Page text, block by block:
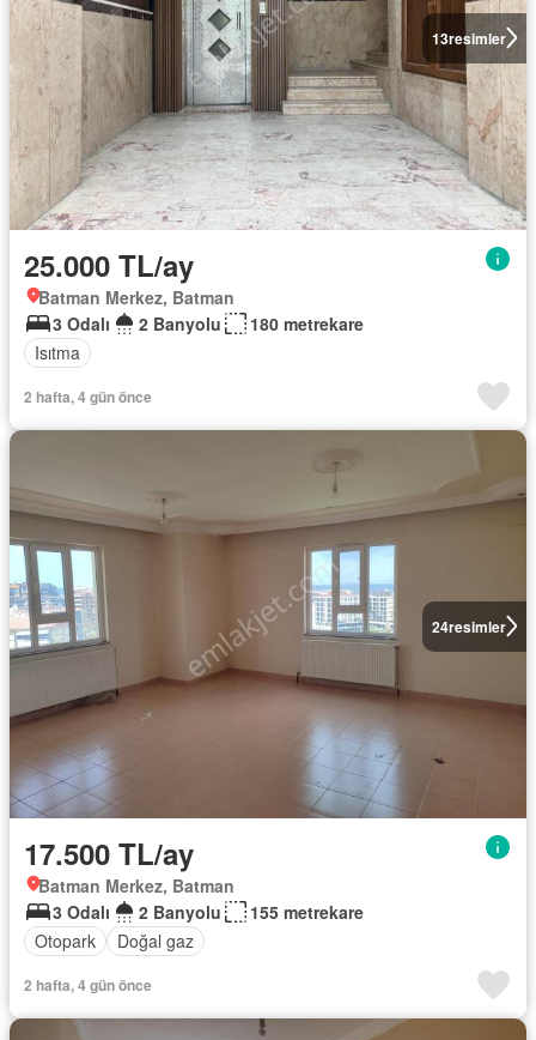
13resimler
25.000 TL/ay
Batman Merkez, Batman
3 Odalı
2 Banyolu
180 metrekare
Isıtma
2 hafta, 4 gün önce
24resimler
17.500 TL/ay
Batman Merkez, Batman
3 Odalı
2 Banyolu
155 metrekare
Otopark
Doğal gaz
2 hafta, 4 gün önce